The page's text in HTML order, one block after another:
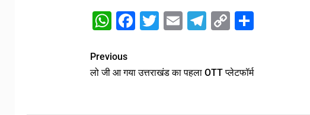
WhatsApp
Facebook
Twitter
EmailTelegram
CopyShare
Previous
लो जी आ गया उत्तराखंड का पहला OTT प्लेटफॉर्म